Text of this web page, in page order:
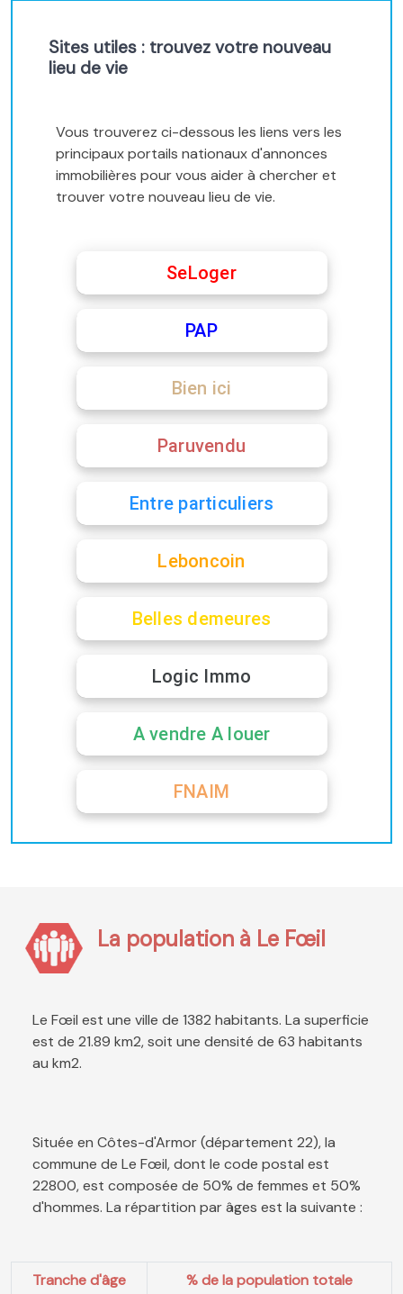
Sites utiles : trouvez votre nouveau
lieu de vie
Vous trouverez ci-dessous les liens vers les
principaux portails nationaux d'annonces
immobilières pour vous aider à chercher et
trouver votre nouveau lieu de vie.
SeLoger
PAP
Bien ici
Paruvendu
Entre particuliers
Leboncoin
Belles demeures
Logic Immo
A vendre A louer
FNAIM
La population à Le Fœil
Le Fœil est une ville de 1382 habitants. La superficie
est de 21.89 km2, soit une densité de 63 habitants
au km2.
Située en Côtes-d'Armor (département 22), la
commune de Le Fœil, dont le code postal est
22800, est composée de 50% de femmes et 50%
d'hommes. La répartition par âges est la suivante :
Tranche d'âge
% de la population totale